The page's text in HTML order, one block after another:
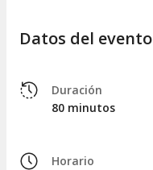
Datos del evento
Duración
80 minutos
Horario